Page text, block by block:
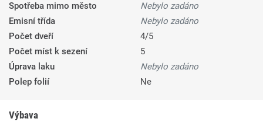
Spotřeba mimo město
Nebylo zadáno
Emisní třída
Nebylo zadáno
Počet dveří
4/5
Počet míst k sezení
5
Úprava laku
Nebylo zadáno
Polep folií
Ne
Výbava